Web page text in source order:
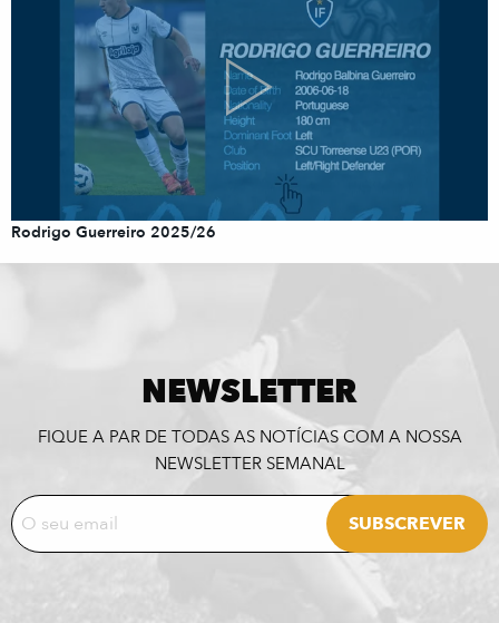
Rodrigo Guerreiro 2025/26
NEWSLETTER
FIQUE A PAR DE TODAS AS NOTÍCIAS COM A NOSSA
NEWSLETTER SEMANAL